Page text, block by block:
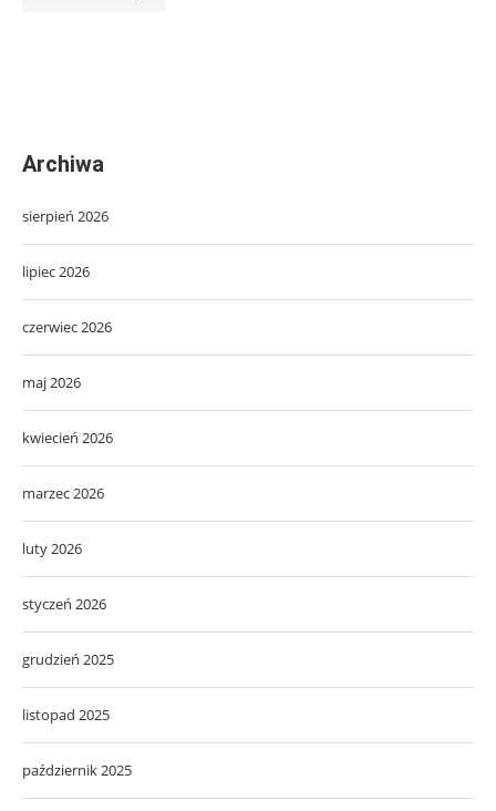
Archiwa
sierpień 2026
lipiec 2026
czerwiec 2026
maj 2026
kwiecień 2026
marzec 2026
luty 2026
styczeń 2026
grudzień 2025
listopad 2025
październik 2025